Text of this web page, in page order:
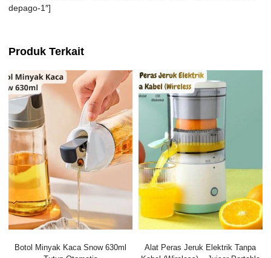
depago-1″]
Produk Terkait
Botol Minyak Kaca Snow 630ml
Alat Peras Jeruk Elektrik Tanpa